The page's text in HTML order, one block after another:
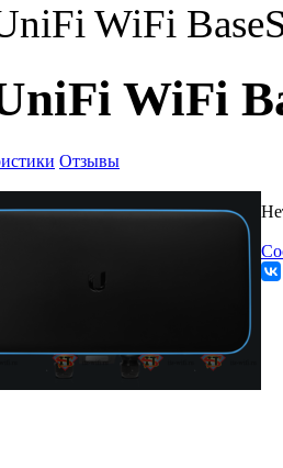
WiFi
WiFi
Отзывы